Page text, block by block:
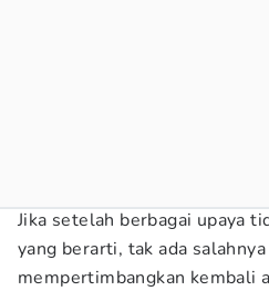
Jika setelah berbagai upaya
yang berarti, tak ada
mempertimbangkan kembali